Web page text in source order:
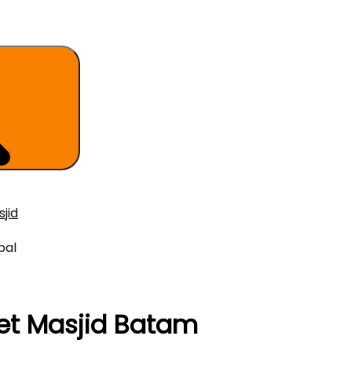
Search
Masjid Batam